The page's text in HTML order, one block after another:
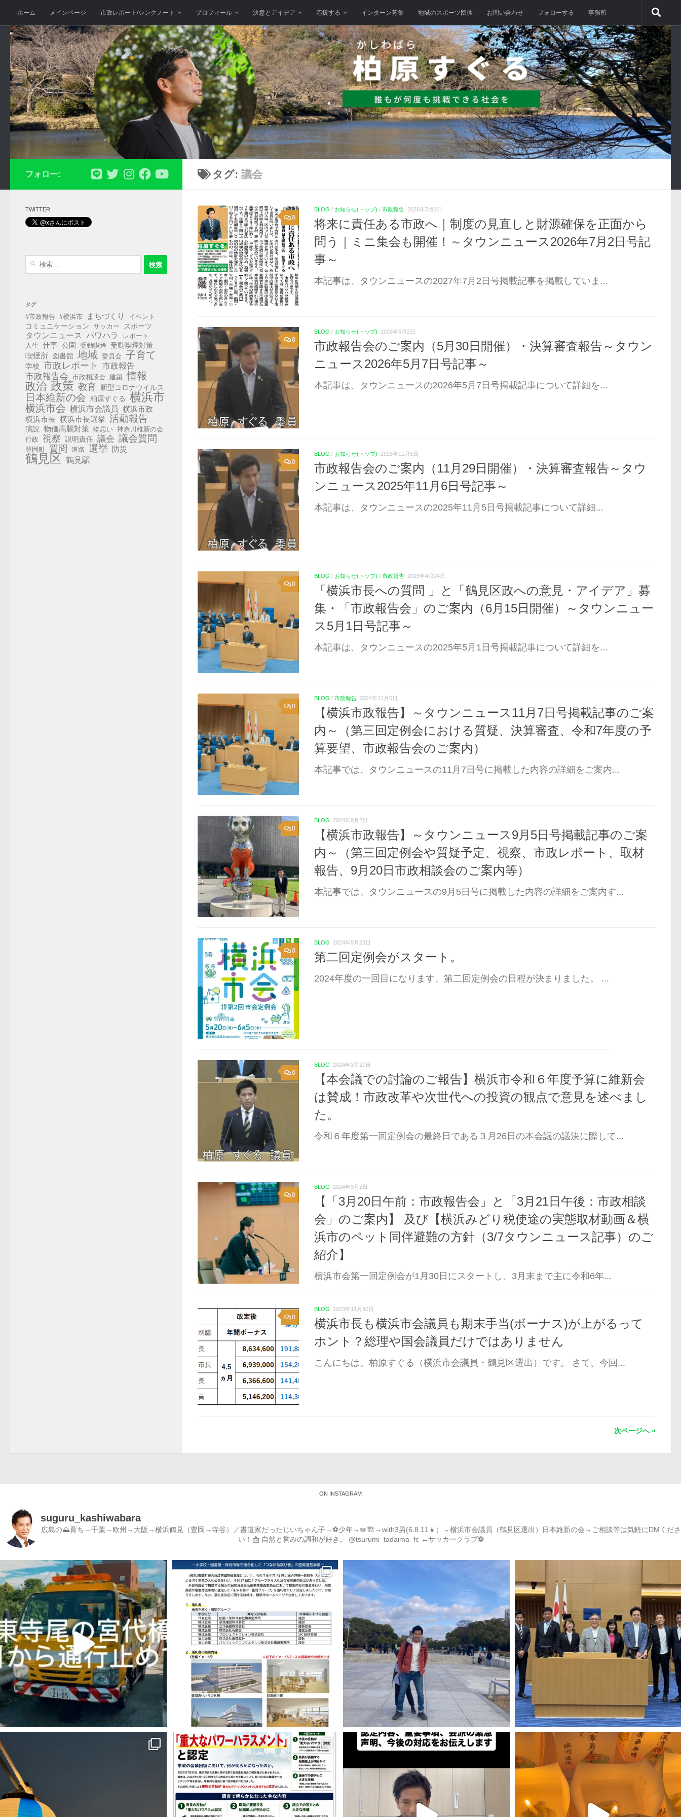
コンテンツへスキップ
ホーム メインページ 市政レポート/シンクノート プロフィール 決意とアイデア 応援する インターン募集 地域のスポーツ団体 お問い合わせ フォローする 事務所
タグ: 議会
0
BLOG / お知らせ(トップ) / 市政報告 2026年7月2日
将来に責任ある市政へ｜制度の見直しと財源確保を正面から
問う｜ミニ集会も開催！～タウンニュース2026年7月2日号記
事～
本記事は、タウンニュースの2027年7月2日号掲載記事を掲載していま...
0
BLOG / お知らせ(トップ) 2026年5月2日
市政報告会のご案内（5月30日開催）・決算審査報告～タウン
ニュース2026年5月7日号記事～
本記事は、タウンニュースの2026年5月7日号掲載記事について詳細を...
0
BLOG / お知らせ(トップ) 2025年11月5日
市政報告会のご案内（11月29日開催）・決算審査報告～タウ
ンニュース2025年11月6日号記事～
本記事は、タウンニュースの2025年11月5日号掲載記事について詳細...
0
BLOG / お知らせ(トップ) / 市政報告 2025年4月24日
「横浜市長への質問 」と「鶴見区政への意見・アイデア」募
集・「市政報告会」のご案内（6月15日開催）～タウンニュー
ス5月1日号記事～
本記事は、タウンニュースの2025年5月1日号掲載記事について詳細を...
0
BLOG / 市政報告 2024年11月6日
【横浜市政報告】～タウンニュース11月7日号掲載記事のご案
内～（第三回定例会における質疑、決算審査、令和7年度の予
算要望、市政報告会のご案内）
本記事では、タウンニュースの11月7日号に掲載した内容の詳細をご案内...
0
BLOG 2024年9月2日
【横浜市政報告】～タウンニュース9月5日号掲載記事のご案
内～（第三回定例会や質疑予定、視察、市政レポート、取材
報告、9月20日市政相談会のご案内等）
本記事では、タウンニュースの9月5日号に掲載した内容の詳細をご案内す...
0
BLOG 2024年5月23日
第二回定例会がスタート。
2024年度の一回目になります、第二回定例会の日程が決まりました。 ...
0
BLOG 2024年3月27日
【本会議での討論のご報告】横浜市令和６年度予算に維新会
は賛成！市政改革や次世代への投資の観点で意見を述べまし
た。
令和６年度第一回定例会の最終日である３月26日の本会議の議決に際して...
0
BLOG 2024年3月2日
【「3月20日午前：市政報告会」と「3月21日午後：市政相談
会」のご案内】 及び【横浜みどり税使途の実態取材動画＆横
浜市のペット同伴避難の方針（3/7タウンニュース記事）のご
紹介】
横浜市会第一回定例会が1月30日にスタートし、3月末まで主に令和6年...
0
BLOG 2023年11月30日
横浜市長も横浜市会議員も期末手当(ボーナス)が上がるって
ホント？総理や国会議員だけではありません
こんにちは。柏原すぐる（横浜市会議員・鶴見区選出）です。 さて、今回...
次ページへ »
フォロー:
TWITTER
タグ
#市政報告 #横浜市 まちづくり イベント
コミュニケーション サッカー スポーツ
タウンニュース パワハラ
レポート
人生 仕事 公園 受動喫煙
受動喫煙対策
喫煙所
図書館 地域 委員会 子育て
学校 市政レポート 市政報告
市政報告会 市政相談会 建築 情報
政治 政策 教育 新型コロナウイルス
日本維新の会 柏原すぐる 横浜市
横浜市会 横浜市会議員
横浜市政
横浜市長 横浜市長選挙 活動報告
演説 物価高騰対策 物思い 神奈川維新の会
行政 視察 説明責任 議会 議会質問
豊岡町 質問 道路 選挙 防災
鶴見区 鶴見駅
ON INSTAGRAM
suguru_kashiwabara
広島の⛰育ち→千葉→欧州→大阪→横浜鶴見（豊岡→寺谷）／書道家だったじいちゃん子→⚽️少年→✏️🏗→with3男(6.8.11👦）→横浜市会議員（鶴見区選出）日本維新の会→ご相談等は気軽にDMくださ
い！📩 自然と営みの調和が好き。 @tsurumi_tadaima_fc ←サッカークラブ⚽️